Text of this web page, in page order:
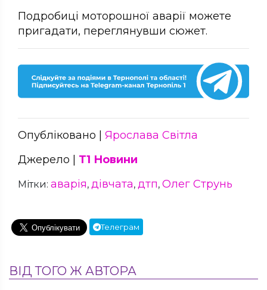
Подробиці моторошної аварії можете
пригадати, переглянувши сюжет.
Опубліковано | Ярослава Світла
Джерело | Т1 Новини
Мітки: аварія, дівчата, дтп, Олег Струнь
Телеграм
ВІД ТОГО Ж АВТОРА